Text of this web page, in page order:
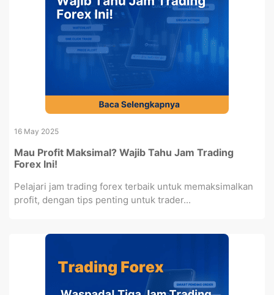
16 May 2025
Mau Profit Maksimal? Wajib Tahu Jam Trading
Forex Ini!
Pelajari jam trading forex terbaik untuk memaksimalkan
profit, dengan tips penting untuk trader...